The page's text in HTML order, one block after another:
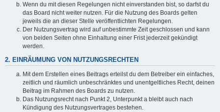
Wenn du mit diesen Regelungen nicht einverstanden bist, so darfst du
das Board nicht weiter nutzen. Für die Nutzung des Boards gelten
jeweils die an dieser Stelle veröffentlichten Regelungen.
Der Nutzungsvertrag wird auf unbestimmte Zeit geschlossen und kann
von beiden Seiten ohne Einhaltung einer Frist jederzeit gekündigt
werden.
2. EINRÄUMUNG VON NUTZUNGSRECHTEN
Mit dem Erstellen eines Beitrags erteilst du dem Betreiber ein einfaches,
zeitlich und räumlich unbeschränktes und unentgeltliches Recht, deinen
Beitrag im Rahmen des Boards zu nutzen.
Das Nutzungsrecht nach Punkt 2, Unterpunkt a bleibt auch nach
Kündigung des Nutzungsvertrages bestehen.